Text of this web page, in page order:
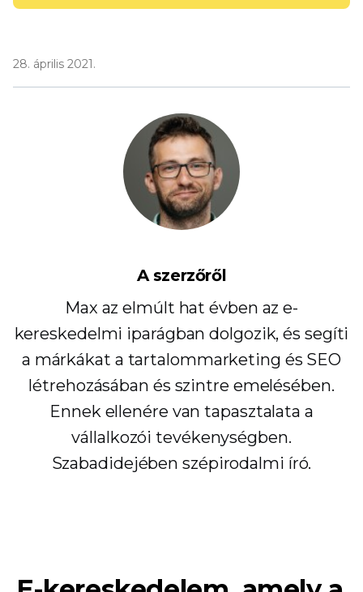
28. április 2021.
A szerzőről
Max az elmúlt hat évben az e-
kereskedelmi iparágban dolgozik, és segíti
a márkákat a tartalommarketing és SEO
létrehozásában és szintre emelésében.
Ennek ellenére van tapasztalata a
vállalkozói tevékenységben.
Szabadidejében szépirodalmi író.